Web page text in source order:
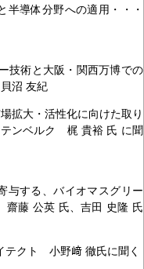
導体分野への適用・・・
技術と大阪・関西万博での
沼 友紀
拡大・活性化に向けた取り
ンベルク 梶 貴裕 氏 に聞
与する、バイオマスグリー
藤 公英 氏、吉田 史隆 氏
テクト 小野﨑 徹氏に聞く